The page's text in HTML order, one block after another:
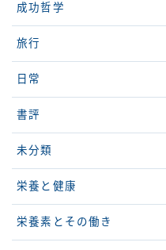
成功哲学
旅行
日常
書評
未分類
栄養と健康
栄養素とその働き